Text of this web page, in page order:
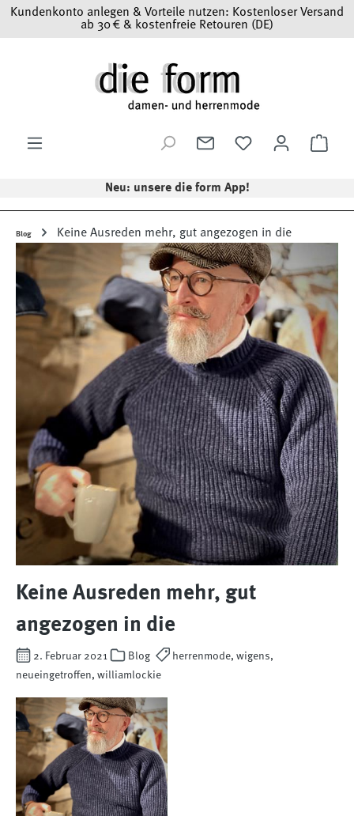
Zum Hauptinhalt springen
Kundenkonto anlegen & Vorteile nutzen: Kostenloser Versand
ab 30 € & kostenfreie Retouren (DE)
Neu: unsere die form App!
Blog Keine Ausreden mehr, gut angezogen in die
Keine Ausreden mehr, gut
angezogen in die
2. Februar 2021 Blog
herrenmode, wigens,
neueingetroffen, williamlockie